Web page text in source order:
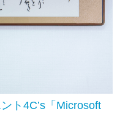
ト4C’s「Microsoft